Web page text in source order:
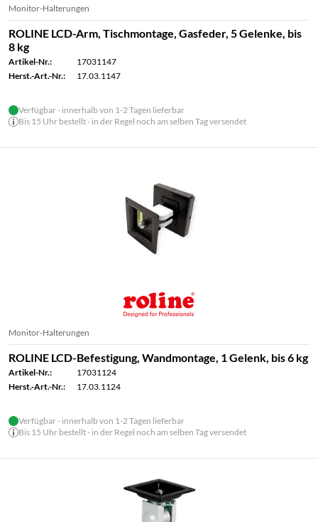
Monitor-Halterungen
ROLINE LCD-Arm, Tischmontage, Gasfeder, 5 Gelenke, bis
8 kg
Artikel-Nr.:
17031147
Herst.-Art.-Nr.:
17.03.1147
Verfügbar - innerhalb von 1-2 Tagen lieferbar
Bis 15 Uhr bestellt - in der Regel noch am selben Tag versendet
Monitor-Halterungen
ROLINE LCD-Befestigung, Wandmontage, 1 Gelenk, bis 6 kg
Artikel-Nr.:
17031124
Herst.-Art.-Nr.:
17.03.1124
Verfügbar - innerhalb von 1-2 Tagen lieferbar
Bis 15 Uhr bestellt - in der Regel noch am selben Tag versendet